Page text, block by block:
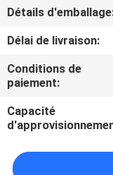
AU
SUJET
DE
NOUS
VISITE
D'USINE
Détails
Délai de livraison:
Conditions de
paiement:
Capacité